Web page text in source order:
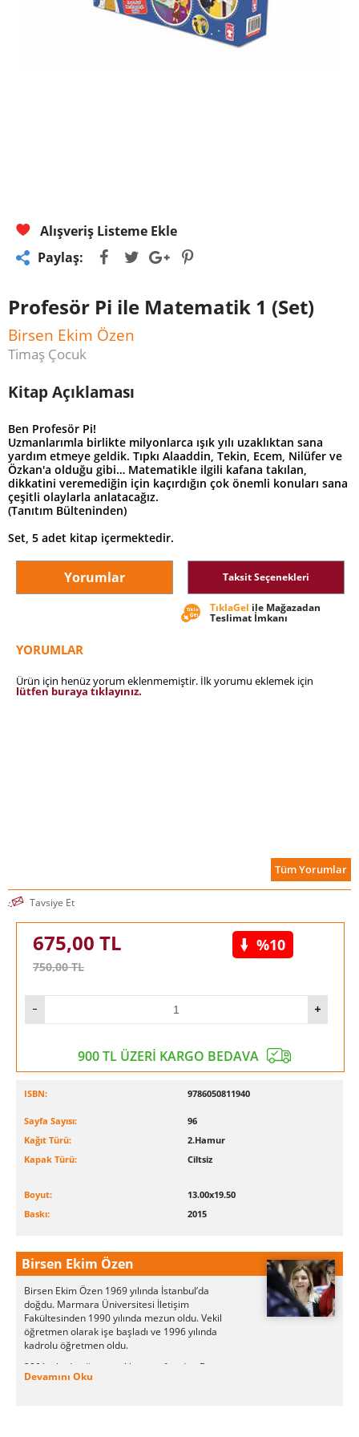
Alışveriş Listeme Ekle
Paylaş:
Profesör Pi ile Matematik 1 (Set)
Birsen Ekim Özen
Timaş Çocuk
Kitap Açıklaması
Ben Profesör Pi!
Uzmanlarımla birlikte milyonlarca ışık yılı uzaklıktan sana
yardım etmeye geldik. Tıpkı Alaaddin, Tekin, Ecem, Nilüfer ve
Özkan'a olduğu gibi… Matematikle ilgili kafana takılan,
dikkatini veremediğin için kaçırdığın çok önemli konuları sana
çeşitli olaylarla anlatacağız.
(Tanıtım Bülteninden)
Set, 5 adet kitap içermektedir.
Yorumlar Taksit Seçenekleri
TıklaGel ile Mağazadan
Teslimat İmkanı
YORUMLAR
Ürün için henüz yorum eklenmemiştir. İlk yorumu eklemek için
lütfen buraya tıklayınız.
Tüm Yorumlar
Tavsiye Et
675,00 TL
750,00TL
%10
900 TL ÜZERİ KARGO BEDAVA
ISBN: 9786050811940
Sayfa Sayısı:
96
Kağıt Türü:
2.Hamur
Kapak Türü:
Ciltsiz
Boyut:
13.00x19.50
Baskı:
2015
Birsen Ekim Özen
Birsen Ekim Özen 1969 yılında İstanbul’da
doğdu. Marmara Üniversitesi İletişim
Fakültesinden 1990 yılında mezun oldu. Vekil
öğretmen olarak işe başladı ve 1996 yılında
kadrolu öğretmen oldu.
2001 yılında öğretmenlikten istifa eden Birsen
Ekim Özen eşinin işi nedeni ile Almanya ve
Devamını Oku